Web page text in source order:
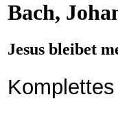
Bach,
Jesus bleibet